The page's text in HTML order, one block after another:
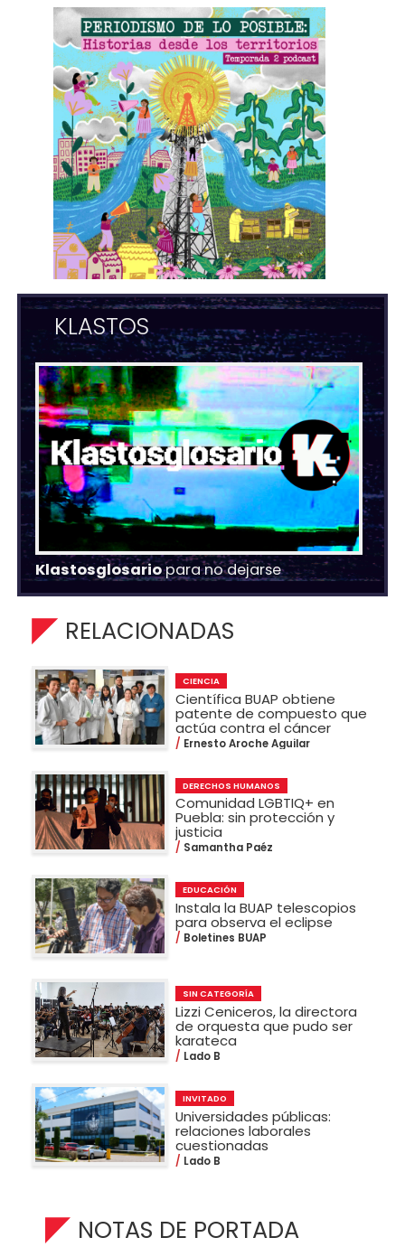
KLASTOS
Klastosglosariopara no dejarse
RELACIONADAS
CIENCIA
Científica BUAP obtiene
patente de compuesto que
actúa contra el cáncer
Ernesto Aroche Aguilar
DERECHOS HUMANOS
Comunidad LGBTIQ+ en
Puebla: sin protección y
justicia
Samantha Paéz
EDUCACIÓN
Instala la BUAP telescopios
para observa el eclipse
Boletines BUAP
SIN CATEGORÍA
Lizzi Ceniceros, la directora
de orquesta que pudo ser
karateca
Lado B
INVITADO
Universidades públicas:
relaciones laborales
cuestionadas
Lado B
NOTAS DE PORTADA